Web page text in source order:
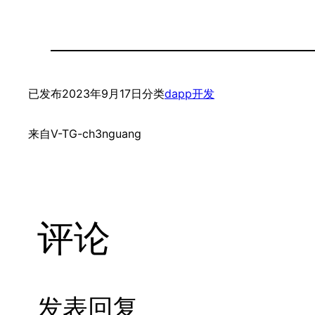
已发布2023年9月17日分类dapp开发
来自V-TG-ch3nguang
评论
发表回复